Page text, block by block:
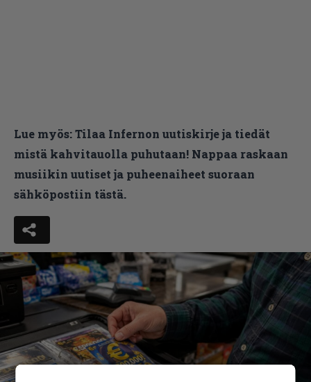
Lue myös:Tilaa Infernon uutiskirje ja tiedät
mistä kahvitauolla puhutaan! Nappaa raskaan
musiikin uutiset ja puheenaiheet suoraan
sähköpostiin tästä.